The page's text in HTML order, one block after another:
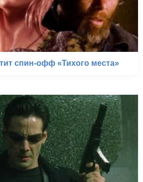
спин-офф «Тихого места»